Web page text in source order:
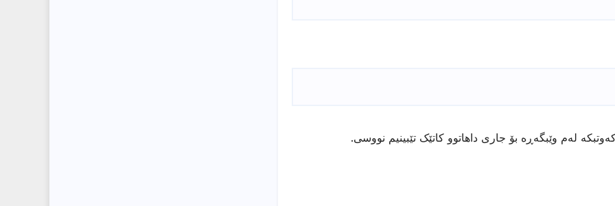
لەم وێبگەڕە بۆ جاری داهاتوو کاتێک تێبینیم نووسی.